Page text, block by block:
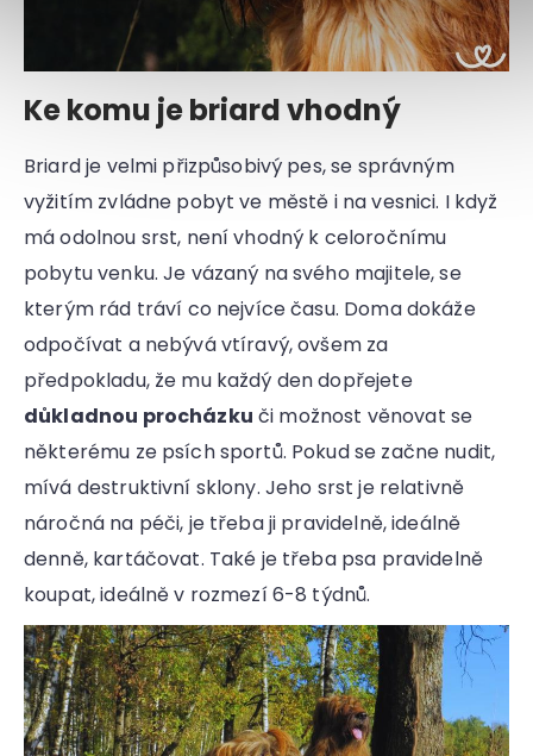
Ke komu je briard vhodný
Briard je velmi přizpůsobivý pes, se správným
vyžitím zvládne pobyt ve městě i na vesnici. I když
má odolnou srst, není vhodný k celoročnímu
pobytu venku. Je vázaný na svého majitele, se
kterým rád tráví co nejvíce času. Doma dokáže
odpočívat a nebývá vtíravý, ovšem za
předpokladu, že mu každý den dopřejete
důkladnou procházku či možnost věnovat se
některému ze psích sportů. Pokud se začne nudit,
mívá destruktivní sklony. Jeho srst je relativně
náročná na péči, je třeba ji pravidelně, ideálně
denně, kartáčovat. Také je třeba psa pravidelně
koupat, ideálně v rozmezí 6-8 týdnů.